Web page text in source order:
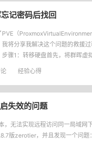
记密码后找回
PVE（
将分享我解决这个问题的救援
步骤1：转移硬盘首先，将群晖
经验心得
失效的问题
，无法实现远程访问同一局域
版zerotier，并且发现一个问题